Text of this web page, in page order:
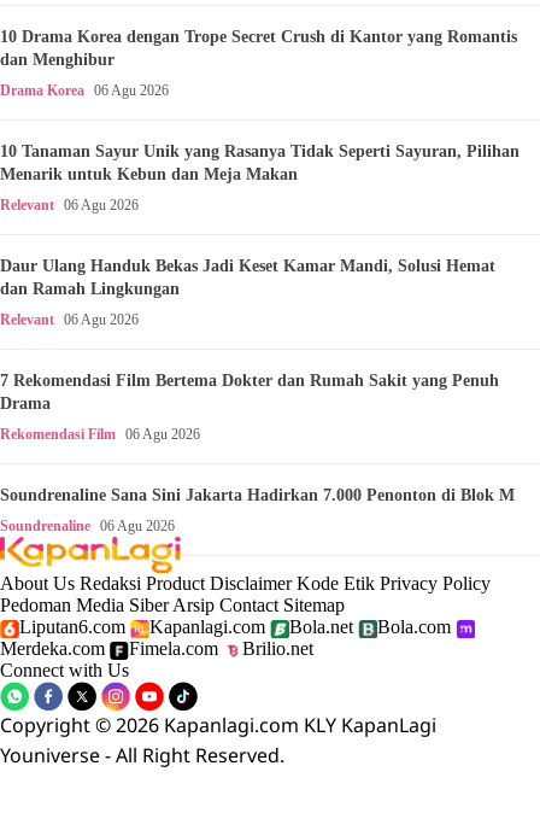
10 Drama Korea dengan Trope Secret Crush di Kantor yang Romantis
dan Menghibur
Drama Korea 06 Agu 2026
10 Tanaman Sayur Unik yang Rasanya Tidak Seperti Sayuran, Pilihan
Menarik untuk Kebun dan Meja Makan
Relevant 06 Agu 2026
Daur Ulang Handuk Bekas Jadi Keset Kamar Mandi, Solusi Hemat
dan Ramah Lingkungan
Relevant 06 Agu 2026
7 Rekomendasi Film Bertema Dokter dan Rumah Sakit yang Penuh
Drama
Rekomendasi Film 06 Agu 2026
Soundrenaline Sana Sini Jakarta Hadirkan 7.000 Penonton di Blok M
Soundrenaline 06 Agu 2026
About Us Redaksi Product Disclaimer Kode Etik Privacy Policy
Pedoman Media Siber Arsip Contact Sitemap
Liputan6.com
Kapanlagi.com Bola.net
Bola.com
Merdeka.com
Fimela.com
Brilio.net
Connect with Us
Copyright © 2026 Kapanlagi.com KLY KapanLagi
Youniverse - All Right Reserved.